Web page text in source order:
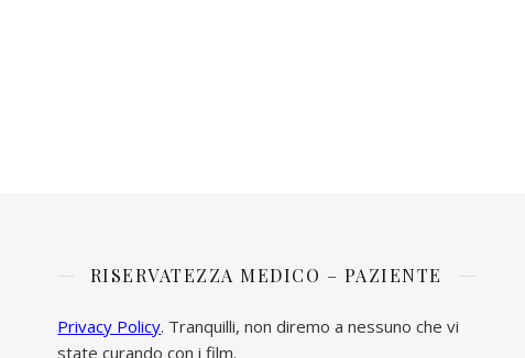
RISERVATEZZA MEDICO – PAZIENTE
Privacy Policy. Tranquilli, non diremo a nessuno che vi
state curando con i film.